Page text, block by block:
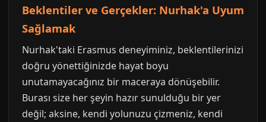
Beklentiler ve Gerçekler: Nurhak'a Uyum
Sağlamak
Nurhak'taki Erasmus deneyiminiz, beklentilerinizi
doğru yönettiğinizde hayat boyu
unutamayacağınız bir maceraya dönüşebilir.
Burası size her şeyin hazır sunulduğu bir yer
değil; aksine, kendi yolunuzu çizmeniz, kendi